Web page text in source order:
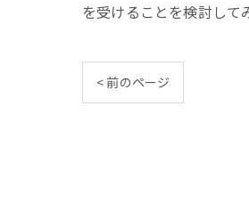
を受けることを検討して
< 前のページ